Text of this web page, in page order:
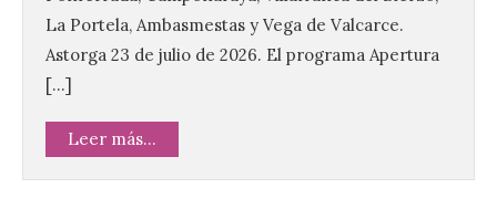
La Portela, Ambasmestas y Vega de Valcarce.
Astorga 23 de julio de 2026. El programa Apertura
[…]
Leer más...
que llegan a la zona en
puntos como el faro de
Cabo Mayor, Cueto,
reforzará la movilidad con un servicio
a Ciriego. El Ayuntamiento de […]